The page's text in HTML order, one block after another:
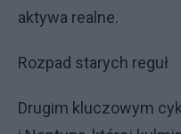
aktywa realne.
Rozpad starych reguł
Drugim kluczowym